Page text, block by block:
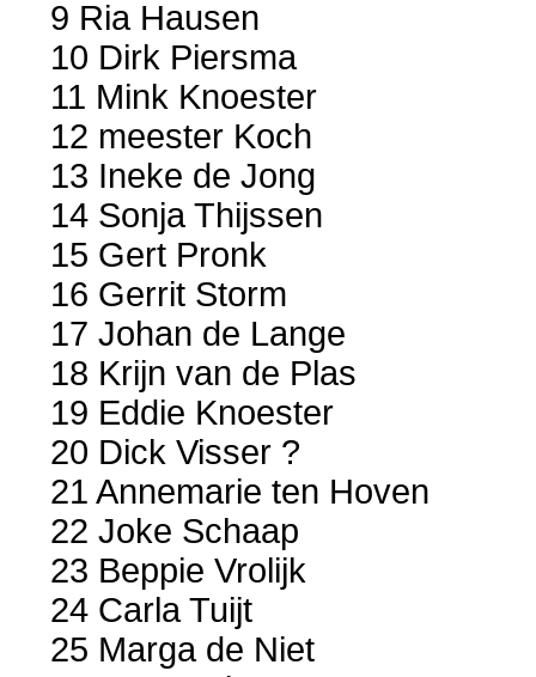
9 Ria Hausen
10 Dirk Piersma
11 Mink Knoester
12 meester Koch
13 Ineke de Jong
14 Sonja Thijssen
15 Gert Pronk
16 Gerrit Storm
17 Johan de Lange
18 Krijn van de Plas
19 Eddie Knoester
20 Dick Visser ?
21 Annemarie ten Hoven
22 Joke Schaap
23 Beppie Vrolijk
24 Carla Tuijt
25 Marga de Niet